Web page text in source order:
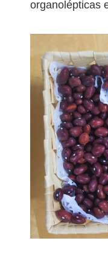
organolépticas